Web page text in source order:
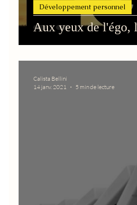
Aux yeux de l'égo,
Développement personnel
Calista Bellini
14 janv. 2021
5 min de lecture